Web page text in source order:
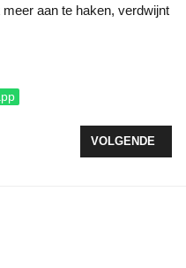
MUZIKANTEN VAN
VOLGENDE
VOLGENDE